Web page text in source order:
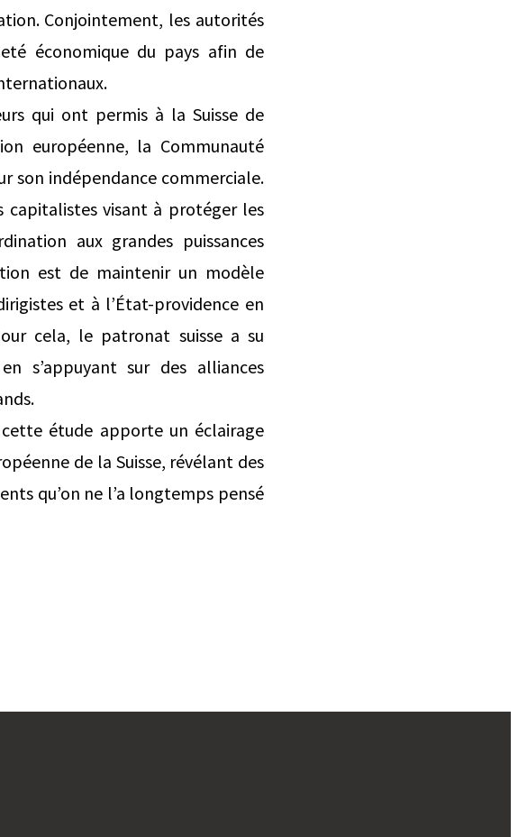
Conjointement, les autorités
économique du pays afin de
qui ont permis à la Suisse de
européenne, la Communauté
son indépendance commerciale.
capitalistes visant à protéger les
aux grandes puissances
est de maintenir un modèle
et à l’État-providence en
cela, le patronat suisse a su
s’appuyant sur des alliances
étude apporte un éclairage
de la Suisse, révélant des
qu’on ne l’a longtemps pensé